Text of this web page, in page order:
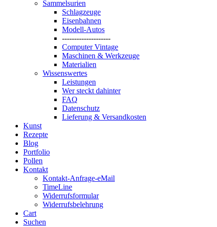
Sammelsurien
Schlagzeuge
Eisenbahnen
Modell-Autos
--------------------
Computer Vintage
Maschinen & Werkzeuge
Materialien
Wissenswertes
Leistungen
Wer steckt dahinter
FAQ
Datenschutz
Lieferung & Versandkosten
Kunst
Rezepte
Blog
Portfolio
Pollen
Kontakt
Kontakt-Anfrage-eMail
TimeLine
Widerrufsformular
Widerrufsbelehrung
Cart
Suchen